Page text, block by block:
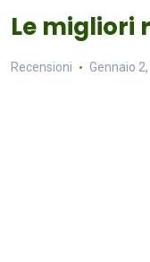
Le migliori
Recensioni Gennaio